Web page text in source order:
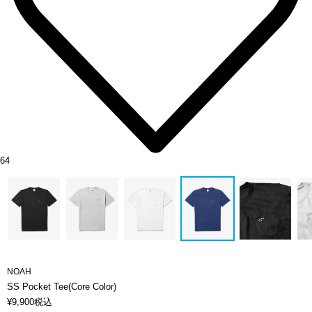
64
NOAH
SS Pocket Tee(Core Color)
¥9,900税込